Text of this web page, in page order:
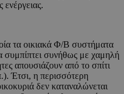
τα οικιακά Φ/Β συστήματα
συμπίπτει συνήθως με χαμηλή
απουσιάζουν από το σπίτι
Έτσι, η περισσότερη
δεν καταναλώνεται